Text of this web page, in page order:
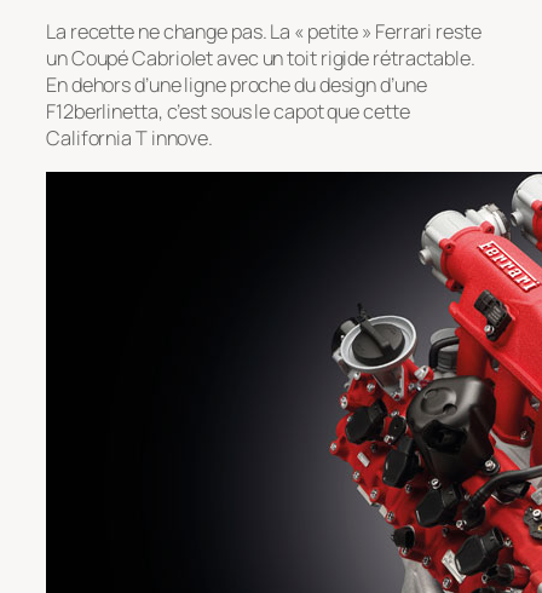
La recette ne change pas. La « petite » Ferrari reste
un Coupé Cabriolet avec un toit rigide rétractable.
En dehors d’une ligne proche du design d’une
F12berlinetta, c’est sous le capot que cette
California T innove.